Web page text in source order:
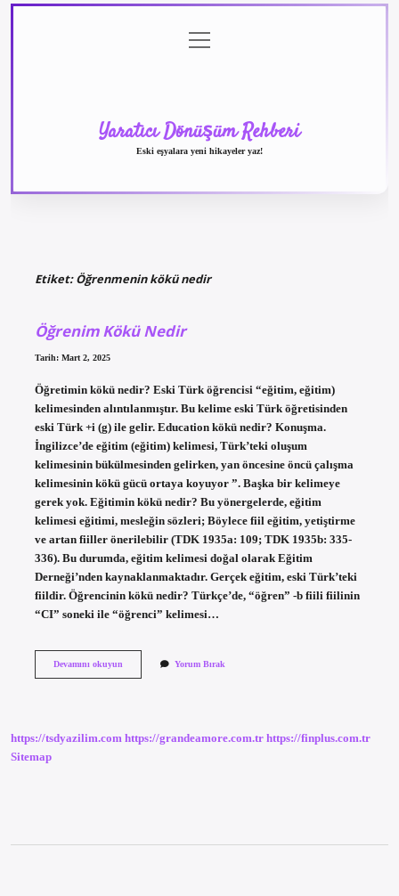
menüyü
aç
Yaratıcı Dönüşüm Rehberi
Eski eşyalara yeni hikayeler yaz!
Etiket:Öğrenmenin kökü nedir
Öğrenim Kökü Nedir
Tarih: Mart 2, 2025
Öğretimin kökü nedir? Eski Türk öğrencisi “eğitim, eğitim)
kelimesinden alıntılanmıştır. Bu kelime eski Türk öğretisinden
eski Türk +i (g) ile gelir. Education kökü nedir? Konuşma.
İngilizce’de eğitim (eğitim) kelimesi, Türk’teki oluşum
kelimesinin bükülmesinden gelirken, yan öncesine öncü çalışma
kelimesinin kökü gücü ortaya koyuyor ”. Başka bir kelimeye
gerek yok. Eğitimin kökü nedir? Bu yönergelerde, eğitim
kelimesi eğitimi, mesleğin sözleri; Böylece fiil eğitim, yetiştirme
ve artan fiiller önerilebilir (TDK 1935a: 109; TDK 1935b: 335-
336). Bu durumda, eğitim kelimesi doğal olarak Eğitim
Derneği’nden kaynaklanmaktadır. Gerçek eğitim, eski Türk’teki
fiildir. Öğrencinin kökü nedir? Türkçe’de, “öğren” -b fiili fiilinin
“CI” soneki ile “öğrenci” kelimesi…
Devamını okuyunÖğrenim
Yorum Bırak
https://tsdyazilim.com https://grandeamore.com.tr https://finplus.com.tr
Sitemap